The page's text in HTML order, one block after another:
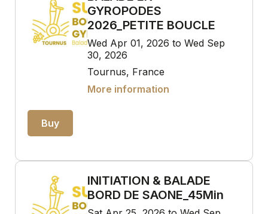
GYROPODES
2026_PETITE BOUCLE
Wed Apr 01, 2026 to Wed Sep
30, 2026
Tournus, France
More information
Buy
INITIATION & BALADE
BORD DE SAONE_45Min